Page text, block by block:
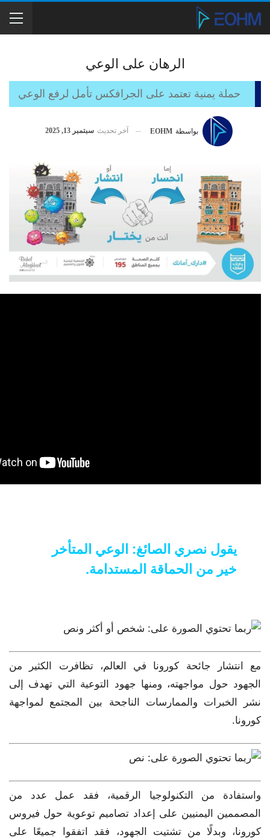
الرهان على الوعي
حملة يمنية تعتمد على الجرافكس تأمل لرفع الوعي
بواسطة EOHM آخر تحديث سبتمبر 13, 2025
يقول نصري الصائغ: الوعي المتأخر
خير من الحماقة المستدامة.
مع انتشار جائحة كورونا في العالم، تظافرت الكثير من
الجهود حول مواجهته، ومنها جهود التوعية التي تهدف إلى
نشر الخبرات والممارسات الناجحة بين المجتمع لمواجهة
كورونا.
واستفادة من التكنولوجيا الرقمية، فقد عمل عدد من
المصممين اليمنيين على إعداد تصاميم توعوية حول فيروس
كورونا، وبدلًا من تشتيت الجهود، فقد اتفقوا جميعًا على